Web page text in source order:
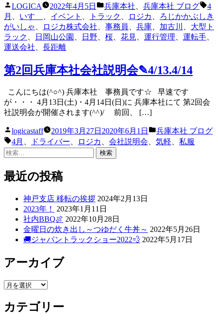
投
者:
LOGICA 2022年4月5日
カ
テ
ゴ
リ
兵庫本社 兵庫本社 ブログ
タ
グ:
4
月
いすゞ イベント トラック ロジカ
ろじかかぶしき
がいしゃ
ロジカ株式会社 事務員 兵庫 加古川
大型ト
ラック
日岡山公園 日野 桜 花見 運行管理 運転手
運送会社
長距離
第2回兵庫本社会社説明会✎4/13.4/14
こんにちは(^○^) 兵庫本社 事務員です☆ 早速です
が・・・ 4月13日(土)・4月14日(日)に 兵庫本社にて 第2回会
社説明会が開催されます(^^)/ 前回、 […]
投
稿
者:
logicastaff 2019年3月27日 2020年6月1日
カ
テ
兵庫本社 ブログ
タ
グ:
4月 、 ドライバー、 ロジカ 、 会社説明会、 気軽、 私服
検
最近の投稿
神戸支店 移転の挨拶 2024年2月13日
2023年！
2023年1月11日
社内BBQ🍖 2022年10月28日
金曜日の炊き出し～つゆだく牛丼～ 2022年5月26日
🚚ジャパントラックショー2022💨 2022年5月17日
アーカイブ
ア
カ
イ
カテゴリー